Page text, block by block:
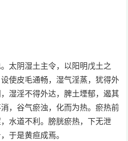
太阴湿土主令，以阳明戊土之
使皮毛通畅，湿气淫蒸，犹得外
湿淫不得外达，脾土堙郁，遏其
，谷气瘀浊，化而为热。瘀热前
水道不利。膀胱瘀热，下无泄
于是黄疸成焉。